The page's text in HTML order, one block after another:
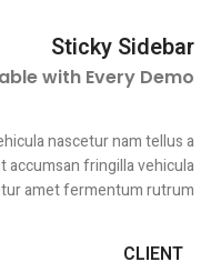
Sticky Sidebar
with Every Demo
nascetur nam tellus a
fringilla vehicula
amet fermentum rutrum.
CLIENT